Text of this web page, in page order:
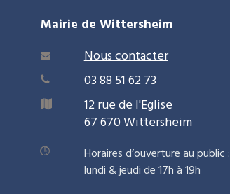
Mairie de Wittersheim
 Nous contacter
 03 88 51 62 73

12 rue de l'Eglise
67 670 Wittersheim
Horaires d’ouverture au public :
lundi & jeudi de 17h à 19h